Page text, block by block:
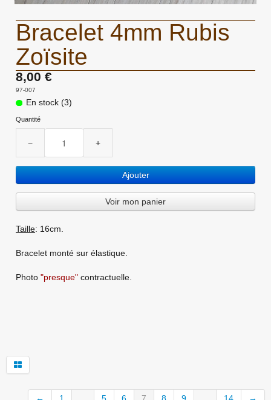
Bracelet 4mm Rubis
Zoïsite
8,00 €
97-007
En stock (3)
Quantité
− +
Ajouter
Voir mon panier
Taille: 16cm.
Bracelet monté sur élastique.
Photo "presque" contractuelle.
← 1 5 6 7 8 9 14 →